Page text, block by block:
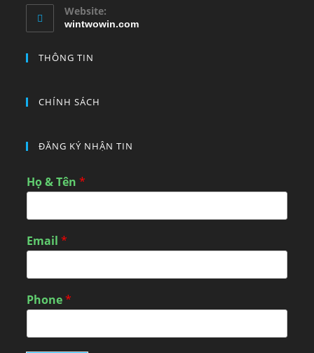
Website:
wintwowin.com
THÔNG TIN
CHÍNH SÁCH
ĐĂNG KÝ NHẬN TIN
Họ & Tên*
Email*
Phone*